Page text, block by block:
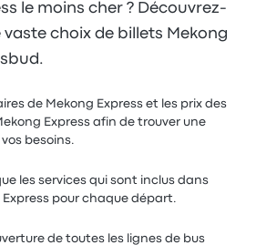
le moins cher ? Découvrez-
vaste choix de billets Mekong
de Mekong Express et les prix des
Express afin de trouver une
besoins.
les services qui sont inclus dans
pour chaque départ.
de toutes les lignes de bus